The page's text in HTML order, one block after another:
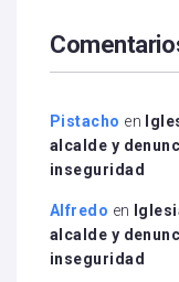
Pistacho en
alcalde y
inseguridad
Alfredo en
alcalde y
inseguridad